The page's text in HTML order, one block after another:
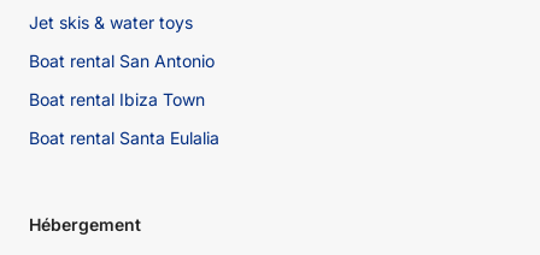
Jet skis & water toys
Boat rental San Antonio
Boat rental Ibiza Town
Boat rental Santa Eulalia
Hébergement